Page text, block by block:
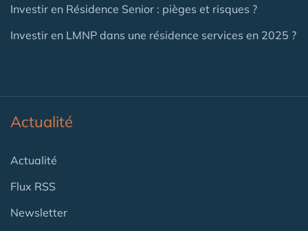
Investir en Résidence Senior : pièges et risques ?
Investir en LMNP dans une résidence services en 2025 ?
Actualité
Actualité
Flux RSS
Newsletter